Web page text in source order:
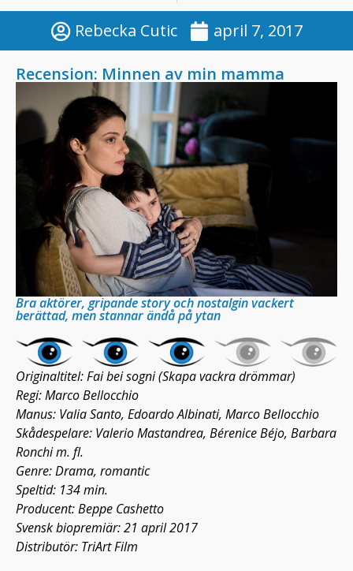
Rebecka Cutic april 7, 2017
Recension: Minnen av min mamma
Bra aktörer, gripande story och nostalgin vackert
berättad, men stannar ändå på ytan
Originaltitel: Fai bei sogni (Skapa vackra drömmar)
Regi: Marco Bellocchio
Manus: Valia Santo, Edoardo Albinati, Marco Bellocchio
Skådespelare: Valerio Mastandrea, Bérenice Béjo, Barbara
Ronchi m. fl.
Genre: Drama, romantic
Speltid: 134 min.
Producent: Beppe Cashetto
Svensk biopremiär: 21 april 2017
Distributör: TriArt Film